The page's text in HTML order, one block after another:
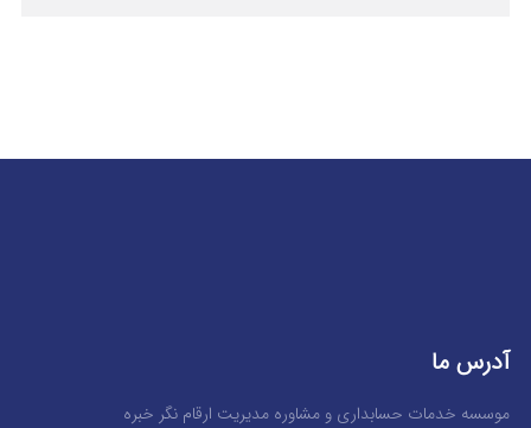
آدرس ما
موسسه خدمات حسابداری و مشاوره مدیریت ارقام نگر خبره